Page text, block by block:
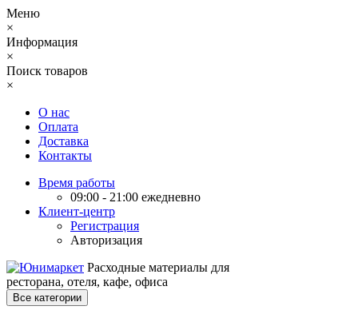
Меню
×
Информация
×
Поиск товаров
×
О нас
Оплата
Доставка
Контакты
Время работы
09:00 - 21:00 ежедневно
Клиент-центр
Регистрация
Авторизация
Расходные материалы для
ресторана, отеля, кафе, офиса
Все категории